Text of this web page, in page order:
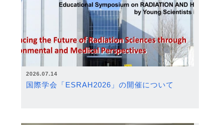
2026.07.14
国際学会「ESRAH2026」の開催について